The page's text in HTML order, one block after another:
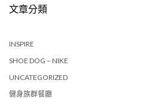
文章分類
INSPIRE
SHOE DOG – NIKE
UNCATEGORIZED
健身族群餐廳